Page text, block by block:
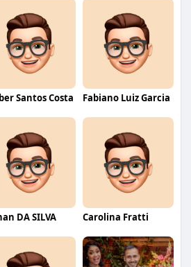
Santos Costa Fabiano Luiz Garcia
DA SILVA Carolina Fratti